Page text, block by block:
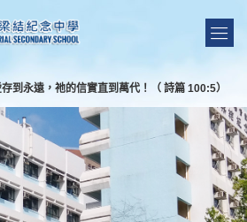
到永遠，祂的信實直到萬代！（ 詩篇 100:5）